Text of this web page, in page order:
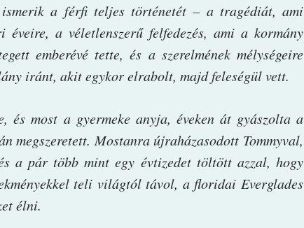
a férfi teljes történetét – a tragédiát, ami
a véletlenszerű felfedezés, ami a kormány
emberévé tette, és a szerelmének mélységeire
iránt, akit egykor elrabolt, majd feleségül vett.
és most a gyermeke anyja, éveken át gyászolta a
megszeretett. Mostanra újraházasodott Tommyval,
a pár több mint egy évtizedet töltött azzal, hogy
teli világtól távol, a floridai Everglades
élni.